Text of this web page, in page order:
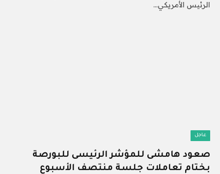
الرئيس الأمريكي…
عاجل
صعود هامشى للمؤشر الرئيسى للبورصة
بختام تعاملات جلسة منتصف الأسبوع